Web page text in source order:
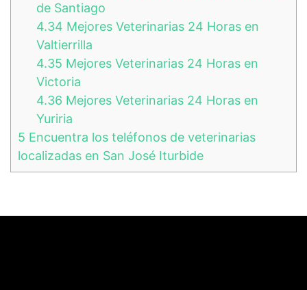
de Santiago
4.34 Mejores Veterinarias 24 Horas en
Valtierrilla
4.35 Mejores Veterinarias 24 Horas en
Victoria
4.36 Mejores Veterinarias 24 Horas en
Yuriria
5 Encuentra los teléfonos de veterinarias
localizadas en San José Iturbide